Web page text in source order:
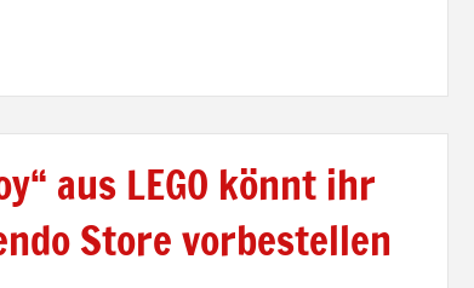
aus LEGO könnt ihr
Store vorbestellen